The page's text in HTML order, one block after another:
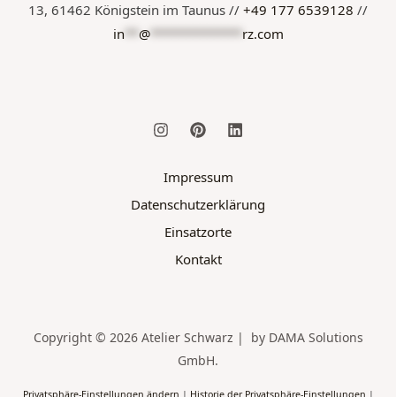
13, 61462 Königstein im Taunus // +49 177 6539128 //
in ** @************* rz.com
Impressum
Datenschutzerklärung
Einsatzorte
Kontakt
Copyright © 2026 Atelier Schwarz | by DAMA Solutions
GmbH.
Privatsphäre-Einstellungen ändern | Historie der Privatsphäre-Einstellungen |